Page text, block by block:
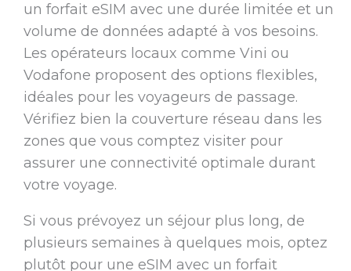
un forfait eSIM avec une durée limitée et un
volume de données adapté à vos besoins.
Les opérateurs locaux comme Vini ou
Vodafone proposent des options flexibles,
idéales pour les voyageurs de passage.
Vérifiez bien la couverture réseau dans les
zones que vous comptez visiter pour
assurer une connectivité optimale durant
votre voyage.
Si vous prévoyez un séjour plus long, de
plusieurs semaines à quelques mois, optez
plutôt pour une eSIM avec un forfait